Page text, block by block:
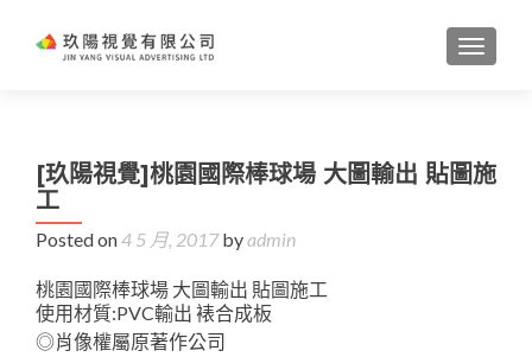
[玖陽視覺]桃園國際棒球場 大圖輸出 貼圖施
工
Posted on4 5 月, 2017byadmin
桃園國際棒球場 大圖輸出 貼圖施工
使用材質:PVC輸出 裱合成板
◎肖像權屬原著作公司